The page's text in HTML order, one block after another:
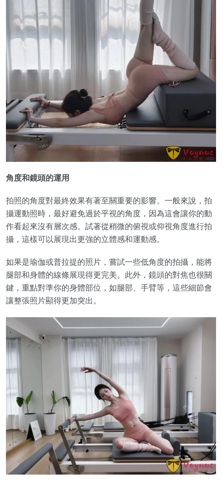
角度和鏡頭的運用
拍照的角度對最終效果有著至關重要的影響。一般來說，拍
攝運動照時，最好避免過於平視的角度，因為這會讓你的動
作看起來沒有層次感。試著從稍微的俯視或仰視角度進行拍
攝，這樣可以展現出更強的立體感和運動感。
如果是瑜伽或普拉提的照片，嘗試一些低角度的拍攝，能將
腿部和身體的線條展現得更完美。此外，鏡頭的對焦也很關
鍵，重點對準你的身體部位，如腿部、手臂等，這些細節會
讓整張照片顯得更加突出。